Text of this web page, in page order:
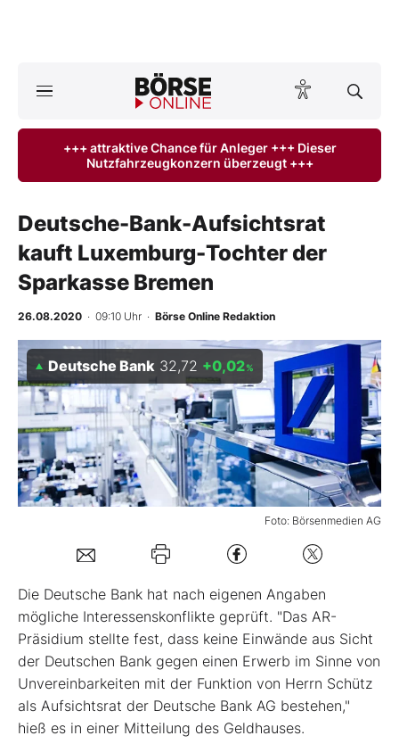
ktuelle Ausgabe BÖRSE ONLINE lesen
Finanz-Check
BO-Musterdepots
Experten
Mein B:O
Mein Konto
Folgen Sie uns
Kontakt
+++ attraktive Chance für Anleger +++ Dieser
Nutzfahrzeugkonzern überzeugt +++
Deutsche-Bank-Aufsichtsrat
kauft Luxemburg-Tochter der
Sparkasse Bremen
26.08.2020 · 09:10 Uhr · Börse Online Redaktion
Foto: Börsenmedien AG
Deutsche Bank 32,72 +0,02%
Die Deutsche Bank hat nach eigenen Angaben
mögliche Interessenskonflikte geprüft. "Das AR-
Präsidium stellte fest, dass keine Einwände aus Sicht
der Deutschen Bank gegen einen Erwerb im Sinne von
Unvereinbarkeiten mit der Funktion von Herrn Schütz
als Aufsichtsrat der Deutsche Bank AG bestehen,"
hieß es in einer Mitteilung des Geldhauses.